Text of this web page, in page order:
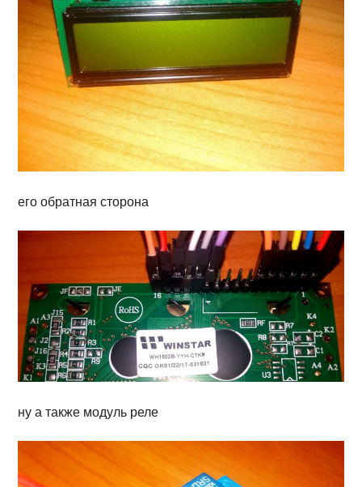
его обратная сторона
ну а также модуль реле